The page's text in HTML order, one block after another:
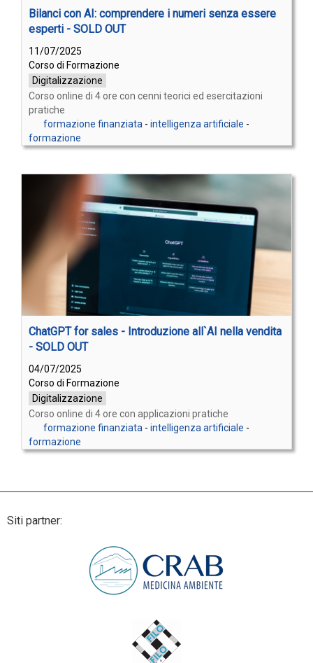
Bilanci con AI: comprendere i numeri senza essere
esperti - SOLD OUT
11/07/2025
Corso di Formazione
Digitalizzazione
Corso online di 4 ore con cenni teorici ed esercitazioni
pratiche
formazione finanziata - intelligenza artificiale -
formazione
ChatGPT for sales - Introduzione all`AI nella vendita
- SOLD OUT
04/07/2025
Corso di Formazione
Digitalizzazione
Corso online di 4 ore con applicazioni pratiche
formazione finanziata - intelligenza artificiale -
formazione
Siti partner: